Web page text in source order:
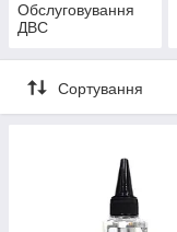
Обслуговування
ДВС
Сортування